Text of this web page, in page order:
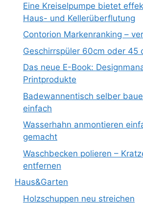
Eine Kreiselpumpe bietet
Haus- und Kellerüberflutung
Contorion Markenranking –
Geschirrspüler 60cm oder 45
Das neue E-Book:
Printprodukte
Badewannentisch selber
einfach
Wasserhahn anmontieren
gemacht
Waschbecken polieren –
entfernen
Haus&Garten
Holzschuppen neu streichen